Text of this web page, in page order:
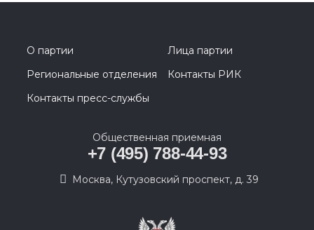
О партии
Лица партии
Региональные отделения
Контакты РИК
Контакты пресс-службы
Общественная приемная
+7 (495) 788-44-93
Москва, Кутузовский проспект, д. 39